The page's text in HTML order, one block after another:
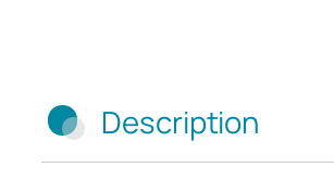
Description